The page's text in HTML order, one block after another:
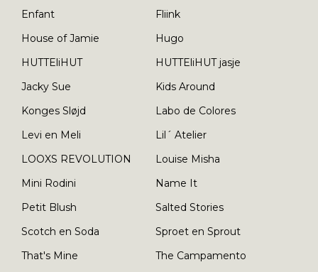
Enfant
Fliink
House of Jamie
Hugo
HUTTEliHUT
HUTTEliHUT jasje
Jacky Sue
Kids Around
Konges Sløjd
Labo de Colores
Levi en Meli
Lil´ Atelier
LOOXS REVOLUTION
Louise Misha
Mini Rodini
Name It
Petit Blush
Salted Stories
Scotch en Soda
Sproet en Sprout
That's Mine
The Campamento